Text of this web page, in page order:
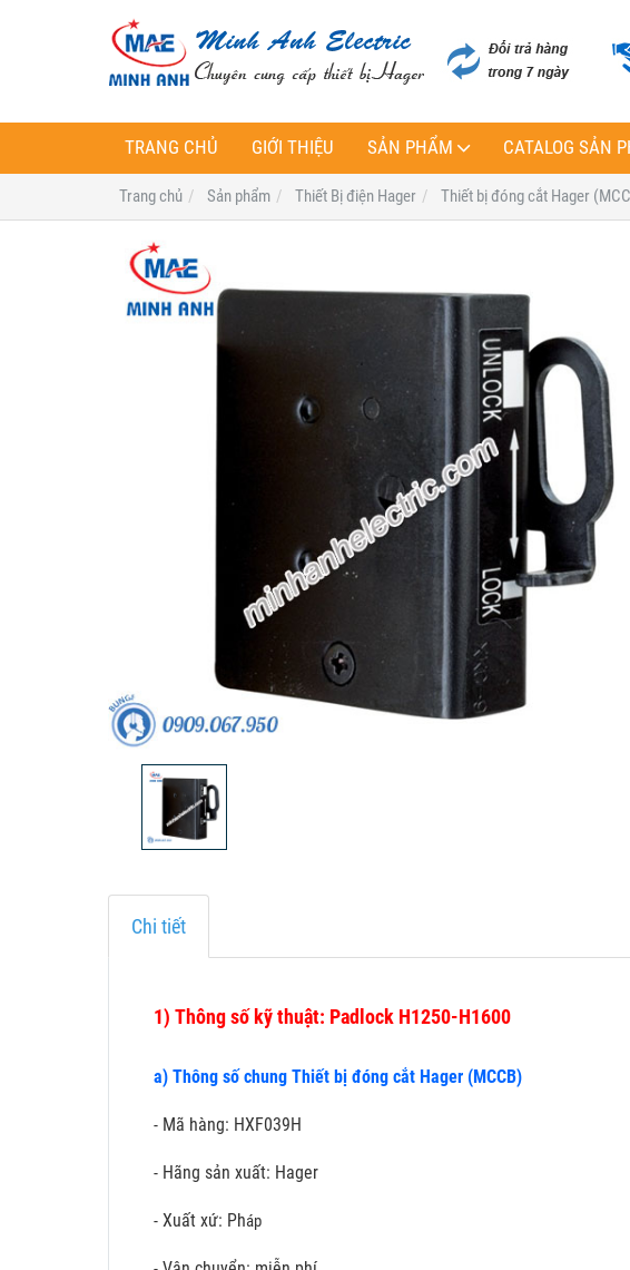
TRANG CHỦ GIỚI THIỆU SẢN PHẨM CATALOG SẢN
Trang chủ Sản phẩm Thiết Bị điện Hager Thiết bị đóng cắt Hager
Chi tiết
1) Thông số kỹ thuật: Padlock H1250-H1600
a) Thông số chung Thiết bị đóng cắt Hager (MCCB)
- Mã hàng: HXF039H
- Hãng sản xuất: Hager
- Xuất xứ: Pháp